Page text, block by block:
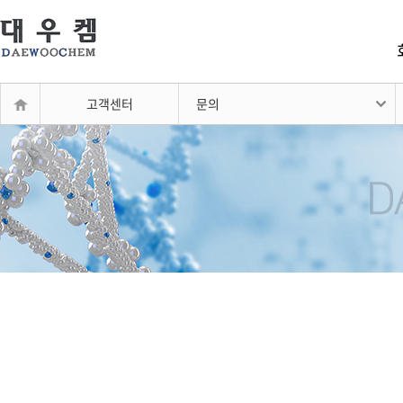
고객센터 문의